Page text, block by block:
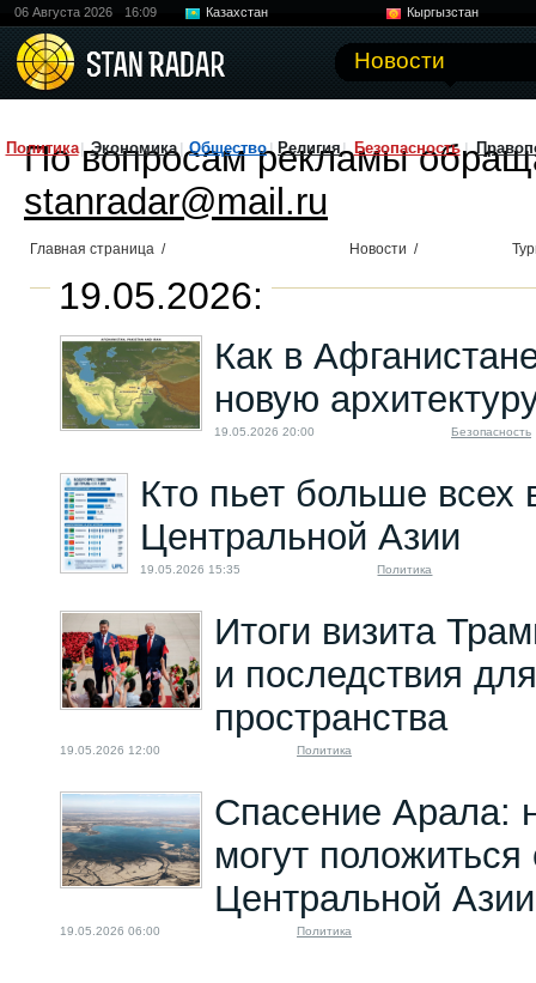
06 Августа 2026 16:09 Казахстан
Кыргызстан
Новости
Политика Экономика Общество Религия Безопасность
По вопросам рекламы
stanradar@mail.ru
Главная страница / Новости /
19.05.2026:
Как в
новую
19.05.2026 20:00 Безопасность
Кто пьет больше всех
Центральной Азии
19.05.2026 15:35 Политика
Итоги визита
и последствия
пространства
19.05.2026 12:00 Политика
Спасение Арала:
могут
Центральной
19.05.2026 06:00 Политика